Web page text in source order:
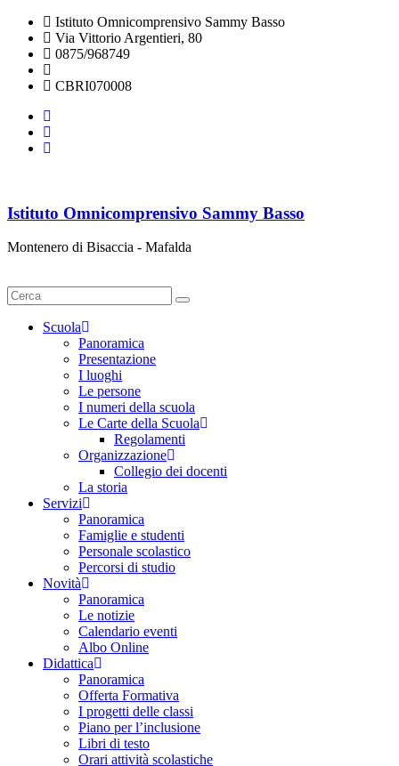
Istituto Omnicomprensivo Sammy Basso
Via Vittorio Argentieri, 80
0875/968749
CBRI070008
Istituto Omnicomprensivo Sammy Basso
Montenero di Bisaccia - Mafalda
Scuola
Panoramica
Presentazione
I luoghi
Le persone
I numeri della scuola
Le Carte della Scuola
Regolamenti
Organizzazione
Collegio dei docenti
La storia
Servizi
Panoramica
Famiglie e studenti
Personale scolastico
Percorsi di studio
Novità
Panoramica
Le notizie
Calendario eventi
Albo Online
Didattica
Panoramica
Offerta Formativa
I progetti delle classi
Piano per l’inclusione
Libri di testo
Orari attività scolastiche